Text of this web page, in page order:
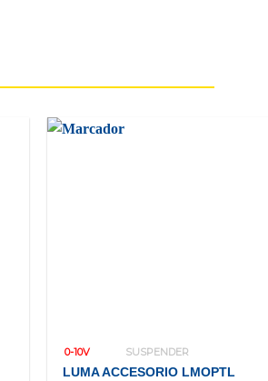
0-10V SUSPENDER
LUMA ACCESORIO LMOPTL